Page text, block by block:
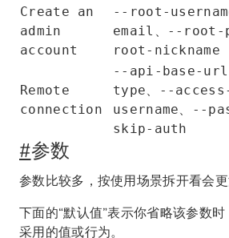
Create an
admin
account
--root-
email 、 --root-
root-nickname
Remote
connection
--api-base-url
type、 --
username、 --
skip-auth
#参数
参数比较多，按使用场景拆开看会更
下面的“默认值”表示你省略该参数时
采用的值或行为。